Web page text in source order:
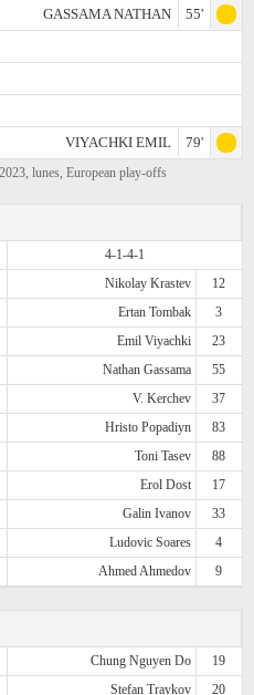
GASSAMA NATHAN
55'
VIYACHKI EMIL
79'
lunes, European play-offs
4-1-4-1
Nikolay Krastev
12
Ertan Tombak
3
Emil Viyachki
23
Nathan Gassama
55
V. Kerchev
37
Hristo Popadiyn
83
Toni Tasev
88
Erol Dost
17
Galin Ivanov
33
Ludovic Soares
4
Ahmed Ahmedov 9
Chung Nguyen Do
19
Stefan Traykov
20